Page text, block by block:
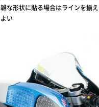
雑な形状に貼る場合はラインを揃
よい